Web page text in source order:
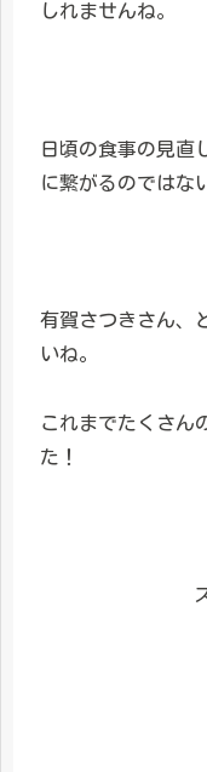
しれませんね。
日頃の食事の見直
に繋がるのではな
有賀さつきさん、
いね。
これまでたくさん
た！